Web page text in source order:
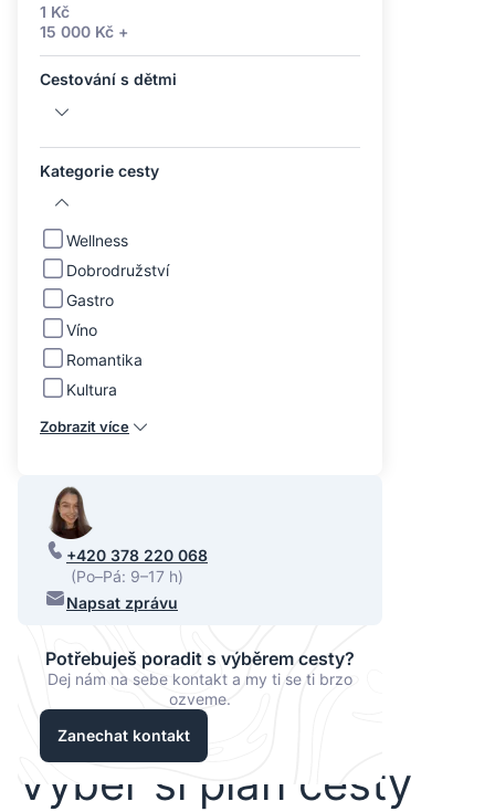
1 Kč
15 000 Kč +
Cestování s dětmi
Kategorie cesty
Wellness
Dobrodružství
Gastro
Víno
Romantika
Kultura
Zobrazit více
+420 378 220 068
(Po–Pá: 9–17 h)
Napsat zprávu
Potřebuješ poradit s výběrem cesty?
Dej nám na sebe kontakt a my ti se ti brzo
ozveme.
Zanechat kontakt
Vyber si plán cesty